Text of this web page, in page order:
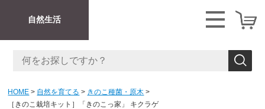
自然生活
HOME 自然を育てる
きのこ種菌・原木
［きのこ栽培キット］「きのこっ家」 キクラゲ